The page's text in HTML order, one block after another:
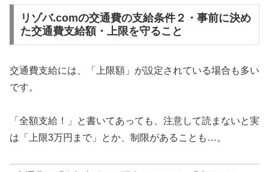
リゾバ.comの交通費の支給条件２・事前に決め
た交通費支給額・上限を守ること
交通費支給には、「上限額」が設定されている場合も多い
です。
「全額支給！」と書いてあっても、注意して読まないと実
は「上限3万円まで」とか、制限があることも…。